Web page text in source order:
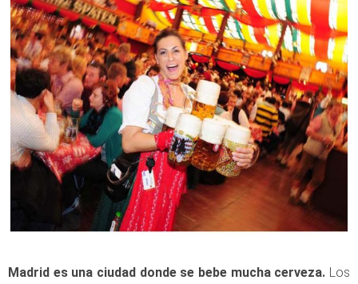
Madrid es una ciudad donde se bebe mucha cerveza. Los